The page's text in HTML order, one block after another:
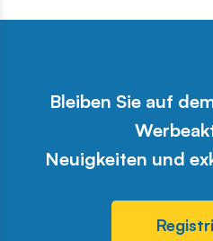
Bleiben Sie auf
Neuigkeiten und